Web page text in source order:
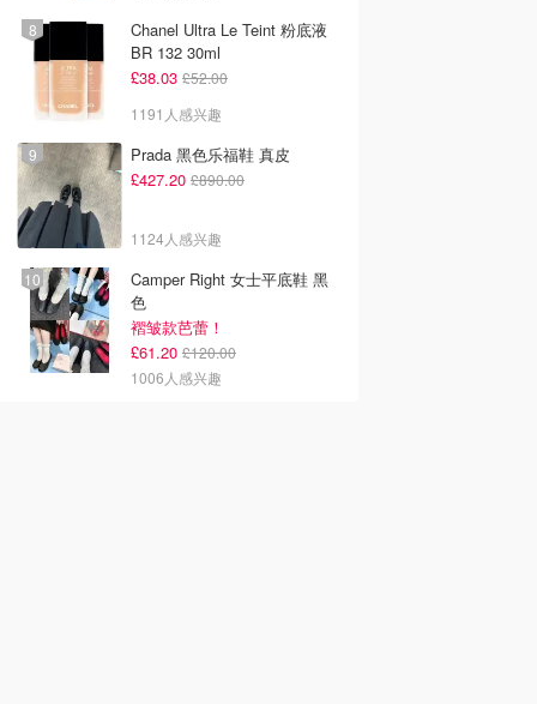
Chanel Ultra Le Teint 粉底液
BR 132 30ml
£38.03 £52.00
1191人感兴趣
Prada 黑色乐福鞋 真皮
£427.20 £890.00
1124人感兴趣
Camper Right 女士平底鞋 黑
色
褶皱款芭蕾！
£61.20 £120.00
1006人感兴趣